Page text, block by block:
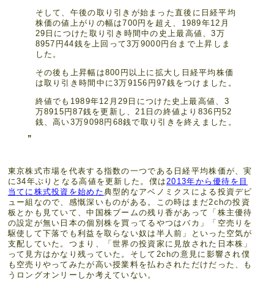
そして、午後の取り引きが始まった直後に日経平均
株価の値上がりの幅は700円を超え、1989年12月
29日につけた取り引き時間中の史上最高値、3万
8957円44銭を上回って3万9000円台まで上昇しま
した。
その後も上昇幅は800円以上に拡大し日経平均株価
は取り引き時間中に3万9156円97銭をつけました。
終値でも1989年12月29日につけた史上最高値、3
万8915円87銭を更新し、21日の終値より836円52
銭、高い3万9098円68銭で取り引きを終えました。
東京株式市場を代表する指数の一つである日経平均株価が、実
に34年ぶりとなる高値を更新した。僕は2013年から優待を目
当てに株式投資を始めた典型的なアベノミクスによる投資デビ
ュー組なので、感慨深いものがある。この時はまだ2chの投資
板とかも見ていて、中国株ブームの残り香があって「株主優待
の設定が無い日本の個別株を買ってるやつはバカ」「空売りを
駆使して下落でも利益を取らない奴は半人前」といった空気が
支配していた。つまり、「世界の投資家に見放された日本株」
って見方はかなり残っていた。そして2chの意見に影響され僕
も空売りやってみたが高い授業料を払わされただけだった、も
うロングオンリーしか考えていない。